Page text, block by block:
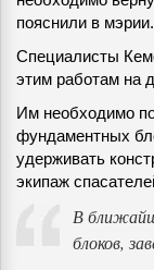
пояснили в мэрии.
Специалисты
этим работам на
Им необходимо
фундаментных
удерживать
экипаж
В
блоков,